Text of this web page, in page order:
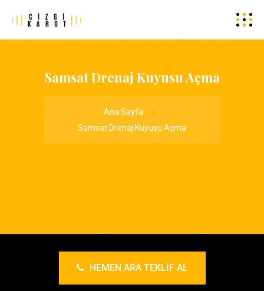
Samsat Drenaj Kuyusu Açma
Ana Sayfa
Samsat Drenaj Kuyusu Açma
HEMEN ARA TEKLIF AL